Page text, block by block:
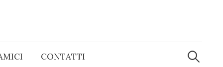
CONTATTI
Ricerca
per: